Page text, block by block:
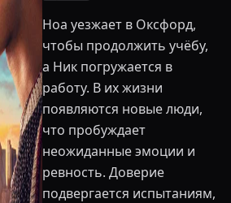
Ноа уезжает в Оксфорд,
чтобы продолжить учёбу,
а Ник погружается в
работу. В их жизни
появляются новые люди,
что пробуждает
неожиданные эмоции и
ревность. Доверие
подвергается испытаниям,